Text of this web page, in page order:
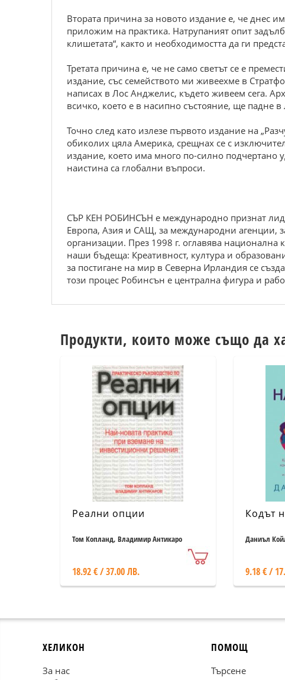
Втората причина за новото издание е, че днес
приложим на практика. Натрупаният опит
клишетата“, както и необходимостта да ги
Третата причина е, че не само светът се е
издание, със семейството ми живеехме в
написах в Лос Анджелис, където живеем сега.
всичко, което е в насипно състояние, ще падне
Точно след като излезе първото издание на
обиколих цяла Америка, срещнах се с
издание, което има много по-силно подчертано
наистина са глобални въпроси.
СЪР КЕН РОБИНСЪН е международно признат
Европа, Азия и САЩ, за международни агенции,
организации. През 1998 г. оглавява национална
наши бъдеща: Креативност, култура и
за постигане на мир в Северна Ирландия се
този процес Робинсън е централна фигура и
Продукти, които може също да
Реални опции
Том Копланд, Владимир Антикаро
18.92 € / 37.00 ЛВ.
Кодът
Даниъл
9.18 € /
ХЕЛИКОН
За нас
ПОМОЩ
Търсене